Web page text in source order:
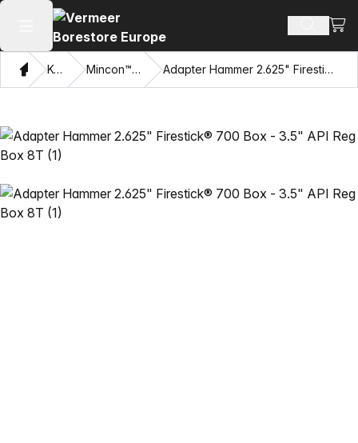
Odpri glavni meni Iskanje
Doma
Katalog Mincon™ HDD kladiva Adapter Hammer 2.625" Firestick® 700 Box - 3.5" API Reg Box 8T